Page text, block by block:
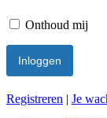
Onthoud mij
Registreren | Je